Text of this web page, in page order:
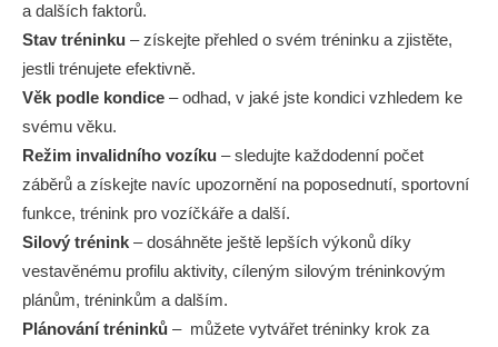
a dalších faktorů.
Stav tréninku – získejte přehled o svém tréninku a zjistěte,
jestli trénujete efektivně.
Věk podle kondice – odhad, v jaké jste kondici vzhledem ke
svému věku.
Režim invalidního vozíku – sledujte každodenní počet
záběrů a získejte navíc upozornění na poposednutí, sportovní
funkce, trénink pro vozíčkáře a další.
Silový trénink – dosáhněte ještě lepších výkonů díky
vestavěnému profilu aktivity, cíleným silovým tréninkovým
plánům, tréninkům a dalším.
Plánování tréninků – můžete vytvářet tréninky krok za